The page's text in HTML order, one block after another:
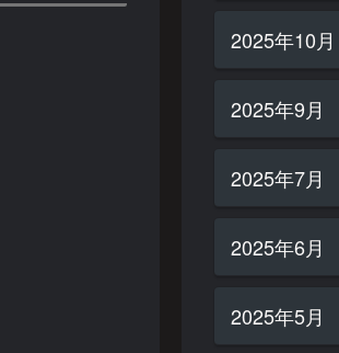
2025年10月
2025年9月
2025年7月
2025年6月
2025年5月